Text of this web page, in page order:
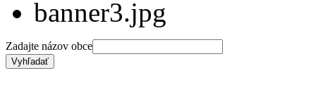
Zadajte názov obce